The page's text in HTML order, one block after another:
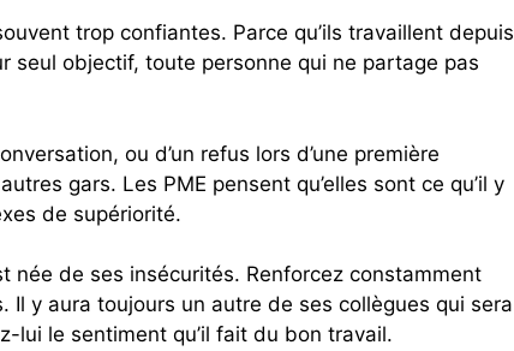
trop confiantes. Parce qu’ils travaillent depuis
seul objectif, toute personne qui ne partage pas
ou d’un refus lors d’une première
gars. Les PME pensent qu’elles sont ce qu’il y
de supériorité.
née de ses insécurités. Renforcez constamment
y aura toujours un autre de ses collègues qui sera
lui le sentiment qu’il fait du bon travail.